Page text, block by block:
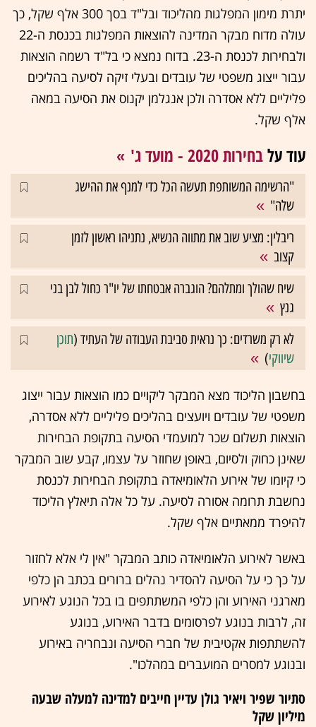
יתרת מימון המפלגות מהליכוד ובל"ד בסך 300 אלף שקל, כך
עולה מדוח מבקר המדינה להוצאות המפלגות בכנסת ה-22
ולבחירות לכנסת ה-23. בדוח נמצא כי בל"ד רשמה הוצאות
עבור ייצוג משפטי של עובדים ובעלי זיקה לסיעה בהליכים
פליליים ללא אסדרה ולכן אנגלמן יקנוס את הסיעה במאה
אלף שקל.
עוד עלבחירות 2020 - מועד ג'
"הרשימה המשותפת תעשה הכל כדי למנף את ההישג
שלה"
ריבלין: מציע שוב את מתווה הנשיא, נתניהו ראשון לזמן
קצוב
שיח שהולך ומתלהם? הוגברה אבטחתו של יו"ר כחול לבן בני
גנץ
לא רק משרדים: כך נראית סביבת העבודה של העתיד (תוכן
שיווקי)
בחשבון הליכוד מצא המבקר ליקויים כמו הוצאות עבור ייצוג
משפטי של עובדים ויועצים בהליכים פליליים ללא אסדרה,
הוצאות תשלום שכר למועמדי הסיעה בתקופת הבחירות
שאינן כחוק ולסיום, באופן שחוזר על עצמו, קבע שוב המבקר
כי קיומו של אירוע הלאומיאדה בתקופת הבחירות לכנסת
נחשבת תרומה אסורה לסיעה. על כל אלה תיאלץ הליכוד
להיפרד ממאתיים אלף שקל.
באשר לאירוע הלאומיאדה כותב המבקר "אין לי אלא לחזור
על כך כי על הסיעה להסדיר נהלים ברורים בכתב הן כלפי
מארגני האירוע והן כלפי המשתתפים בו בכל הנוגע לאירוע
זה, לרבות בנוגע לפרסומים בדבר האירוע, בנוגע
להשתתפות אקטיבית של חברי הסיעה ונבחריה באירוע
ובנוגע למסרים המועברים במהלכו".
סתיור שפיר ויאיר גולן עדיין חייבים למדינה למעלה שבעה
מיליון שקל